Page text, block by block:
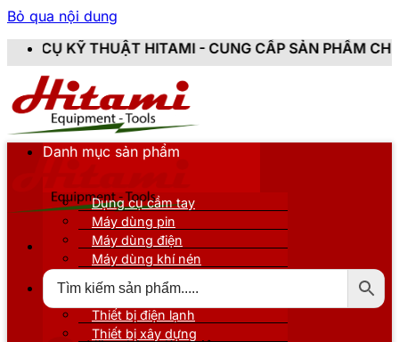
Bỏ qua nội dung
- CUNG CẤP SẢN PHẨM CHÍNH HÃNG, MỚI
Danh mục sản phẩm
Dụng cụ cầm tay
Máy dùng pin
Máy dùng điện
Máy dùng khí nén
Thiết bị nâng đỡ
Thiết bị điện lạnh
Thiết bị xây dựng